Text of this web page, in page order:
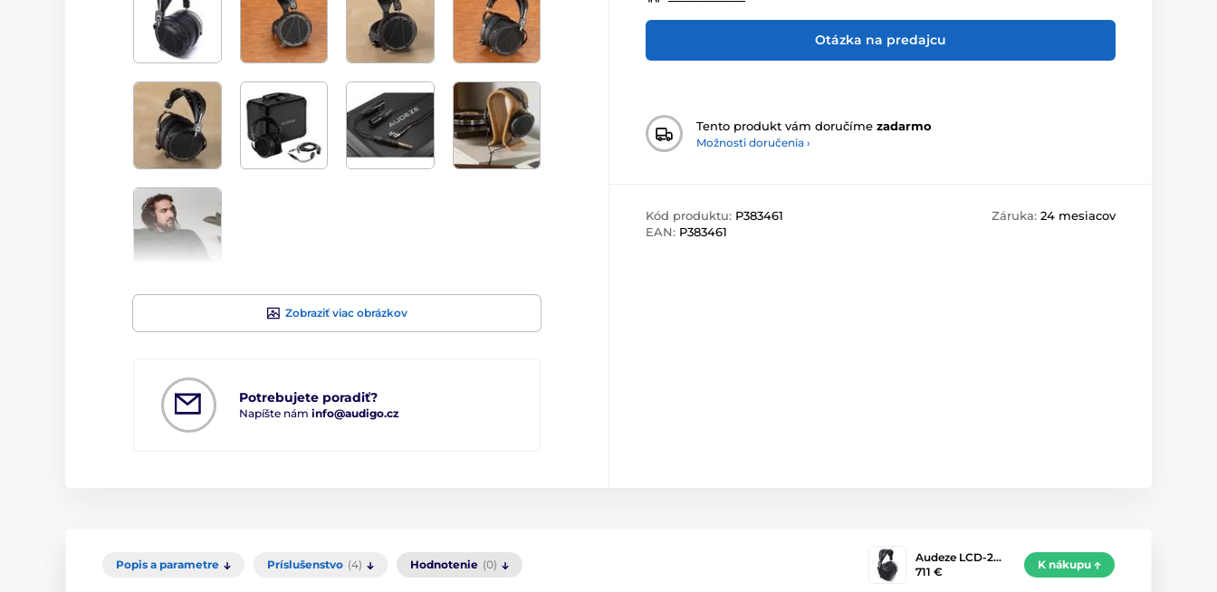
Zobraziť viac obrázkov
Potrebujete poradiť?
Napíšte nám info@audigo.cz
Otázka na predajcu
Tento produkt vám doručíme zadarmo
Možnosti doručenia ›
Kód produktu: P383461
EAN: P383461
Záruka: 24 mesiacov
Popis a parametre Príslušenstvo (4) Hodnotenie (0)
Audeze LCD-2…
711 €
K nákupu